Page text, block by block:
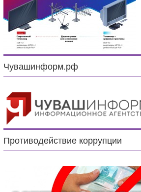
Чувашинформ.рф
Противодействие коррупции